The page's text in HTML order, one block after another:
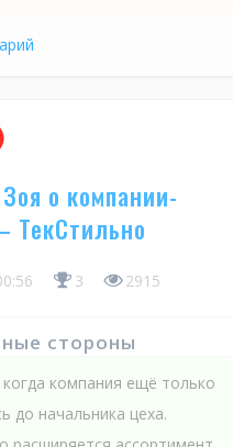
о компании-
ТекСтильно
3 2915
стороны
компания ещё только
до начальника цеха.